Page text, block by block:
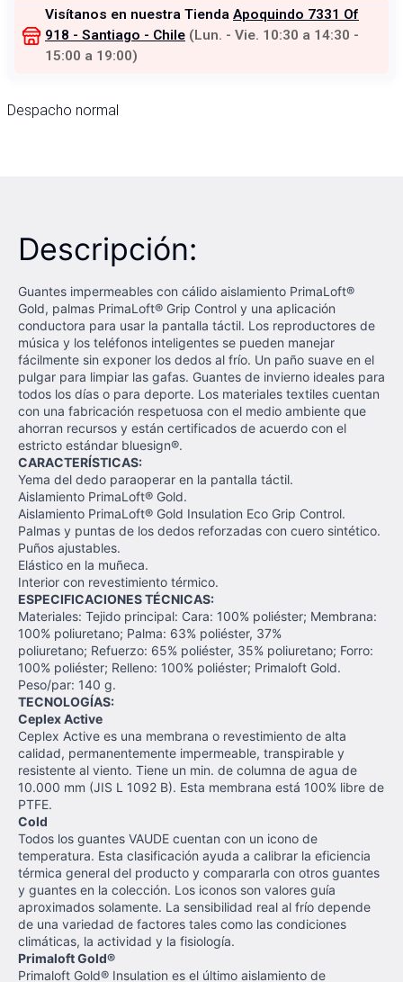
Visítanos en nuestra Tienda Apoquindo 7331 Of
918 - Santiago - Chile (Lun. - Vie. 10:30 a 14:30 -
15:00 a 19:00)
Despacho normal
Descripción:
Guantes impermeables con cálido aislamiento PrimaLoft®
Gold, palmas PrimaLoft® Grip Control y una aplicación
conductora para usar la pantalla táctil. Los reproductores de
música y los teléfonos inteligentes se pueden manejar
fácilmente sin exponer los dedos al frío. Un paño suave en el
pulgar para limpiar las gafas. Guantes de invierno ideales para
todos los días o para deporte. Los materiales textiles cuentan
con una fabricación respetuosa con el medio ambiente que
ahorran recursos y están certificados de acuerdo con el
estricto estándar bluesign®.
CARACTERÍSTICAS:
Yema del dedo paraoperar en la pantalla táctil.
Aislamiento PrimaLoft® Gold.
Aislamiento PrimaLoft® Gold Insulation Eco Grip Control.
Palmas y puntas de los dedos reforzadas con cuero sintético.
Puños ajustables.
Elástico en la muñeca.
Interior con revestimiento térmico.
ESPECIFICACIONES TÉCNICAS:
Materiales: Tejido principal: Cara: 100% poliéster; Membrana:
100% poliuretano; Palma: 63% poliéster, 37%
poliuretano; Refuerzo: 65% poliéster, 35% poliuretano; Forro:
100% poliéster; Relleno: 100% poliéster; Primaloft Gold.
Peso/par: 140 g.
TECNOLOGÍAS:
Ceplex Active
Ceplex Active es una membrana o revestimiento de alta
calidad, permanentemente impermeable, transpirable y
resistente al viento. Tiene un min. de columna de agua de
10.000 mm (JIS L 1092 B). Esta membrana está 100% libre de
PTFE.
Cold
Todos los guantes VAUDE cuentan con un icono de
temperatura. Esta clasificación ayuda a calibrar la eficiencia
térmica general del producto y compararla con otros guantes
y guantes en la colección. Los iconos son valores guía
aproximados solamente. La sensibilidad real al frío depende
de una variedad de factores tales como las condiciones
climáticas, la actividad y la fisiología.
Primaloft Gold®
Primaloft Gold® Insulation es el último aislamiento de